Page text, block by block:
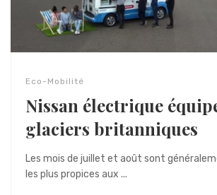
Eco-Mobilité
Nissan électrique
glaciers britanniques
Les mois de juillet et août sont
les plus propices aux ...